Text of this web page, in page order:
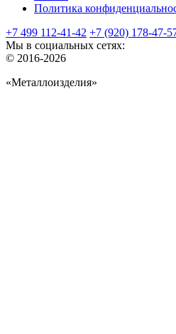
Политика
+7 499 112-41-42 +7 (920) 178-47-
Мы в социальных сетях:
© 2016-2026
«Металлоизделия»